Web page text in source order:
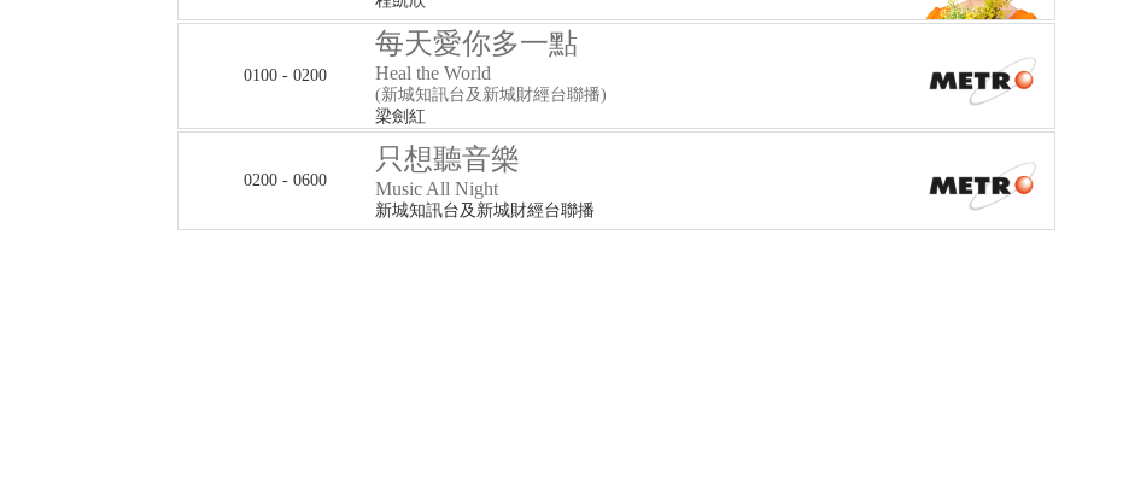
0100 - 0200
每天愛你多一點
Heal the World
(新城知訊台及新城財經台聯播)
梁劍紅
0200 - 0600
只想聽音樂
Music All Night
新城知訊台及新城財經台聯播